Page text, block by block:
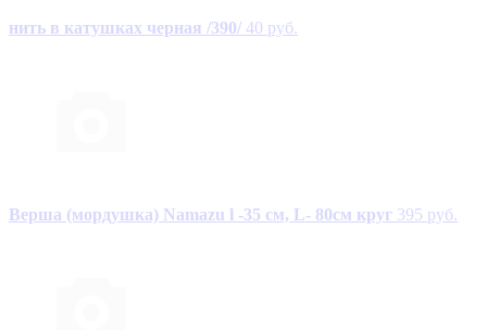
нить в катушках черная /390/ 40 руб.
Верша (мордушка) Namazu l -35 см, L- 80см круг 395 руб.